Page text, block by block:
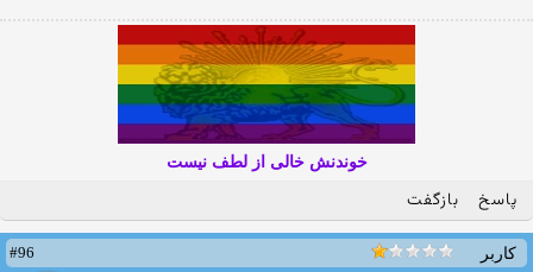
خوندنش خالی از لطف نیست
پاسخ بازگفت
کاربر
#96